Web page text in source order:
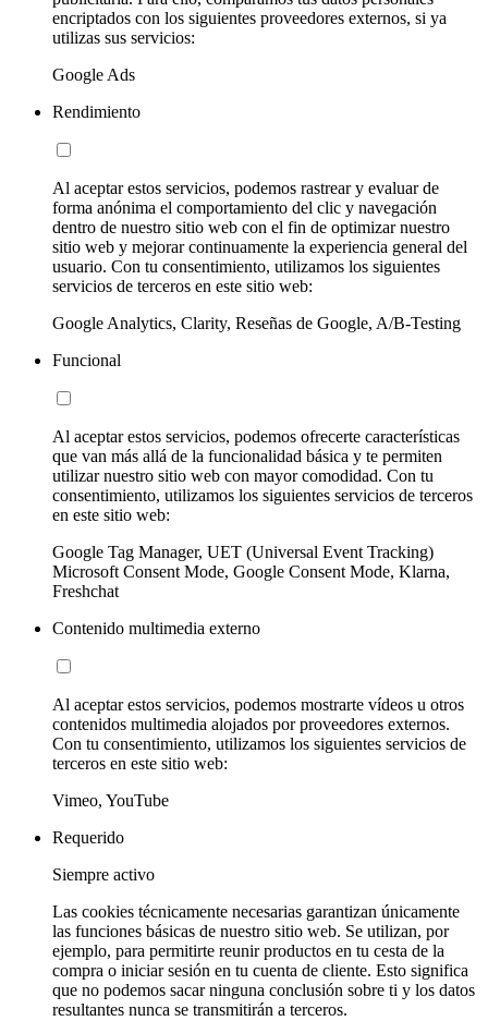
encriptados con los siguientes proveedores externos, si ya
utilizas sus servicios:
Google Ads
Rendimiento
Al aceptar estos servicios, podemos rastrear y evaluar de
forma anónima el comportamiento del clic y navegación
dentro de nuestro sitio web con el fin de optimizar nuestro
sitio web y mejorar continuamente la experiencia general del
usuario. Con tu consentimiento, utilizamos los siguientes
servicios de terceros en este sitio web:
Google Analytics, Clarity, Reseñas de Google, A/B-Testing
Funcional
Al aceptar estos servicios, podemos ofrecerte características
que van más allá de la funcionalidad básica y te permiten
utilizar nuestro sitio web con mayor comodidad. Con tu
consentimiento, utilizamos los siguientes servicios de terceros
en este sitio web:
Google Tag Manager, UET (Universal Event Tracking)
Microsoft Consent Mode, Google Consent Mode, Klarna,
Freshchat
Contenido multimedia externo
Al aceptar estos servicios, podemos mostrarte vídeos u otros
contenidos multimedia alojados por proveedores externos.
Con tu consentimiento, utilizamos los siguientes servicios de
terceros en este sitio web:
Vimeo, YouTube
Requerido
Siempre activo
Las cookies técnicamente necesarias garantizan únicamente
las funciones básicas de nuestro sitio web. Se utilizan, por
ejemplo, para permitirte reunir productos en tu cesta de la
compra o iniciar sesión en tu cuenta de cliente. Esto significa
que no podemos sacar ninguna conclusión sobre ti y los datos
resultantes nunca se transmitirán a terceros.